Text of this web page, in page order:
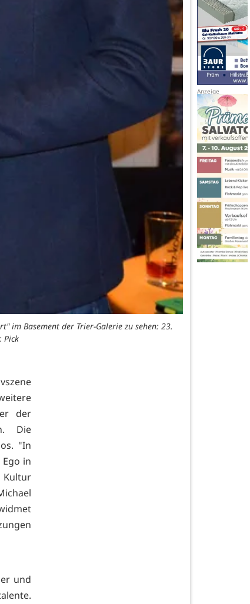
im Basement der Trier-Galerie zu sehen: 23.
Pick
der
Die
"In
in
Kultur
und